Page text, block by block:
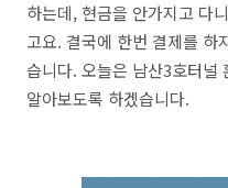
하는데, 현금을 안가지고 다
고요. 결국에 한번 결제를 하
습니다. 오늘은 남산3호터널
알아보도록 하겠습니다.